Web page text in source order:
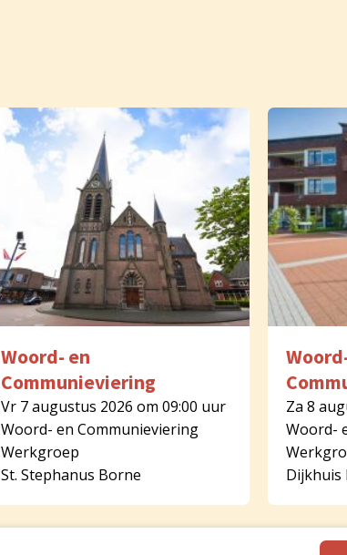
Woord- en
Communieviering
Vr 7 augustus 2026 om 09:00 uur
Woord- en Communieviering
Werkgroep
St. Stephanus Borne
Za 8
Woord-
Dijkhuis